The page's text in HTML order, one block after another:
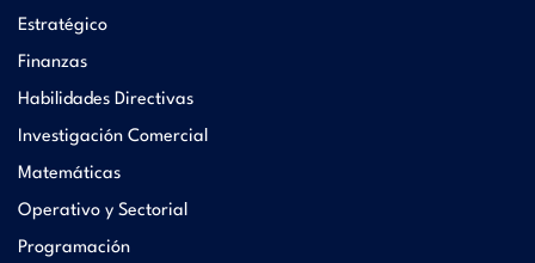
Estratégico
Finanzas
Habilidades Directivas
Investigación Comercial
Matemáticas
Operativo y Sectorial
Programación